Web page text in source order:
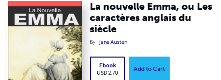
La nouvelle Emma, ou Les
caractères anglais du
siècle
By Jane Austen
Ebook
USD 2.70
Add to Cart